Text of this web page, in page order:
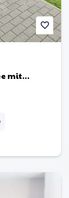
favorite
mit
in